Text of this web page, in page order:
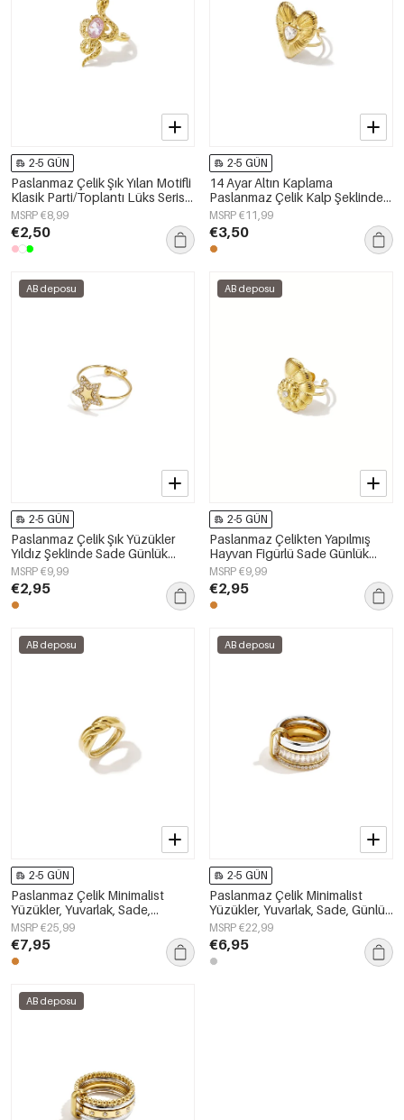
2-5 GÜN
Paslanmaz Çelik Şık Yılan Motifli
Klasik Parti/Toplantı Lüks Serisi
Kadın Takıları
MSRP €8,99
€2,50
2-5 GÜN
14 Ayar Altın Kaplama
Paslanmaz Çelik Kalp Şeklinde
Şık Yüzükler, Sade Günlük
Kullanım İçin, Kadın Takıları
MSRP €11,99
€3,50
AB deposu
2-5 GÜN
Paslanmaz Çelik Şık Yüzükler
Yıldız Şeklinde Sade Günlük
Kullanım İçin Basit Seri Kadın
Takıları
MSRP €9,99
€2,95
AB deposu
2-5 GÜN
Paslanmaz Çelikten Yapılmış
Hayvan Figürlü Sade Günlük
Kullanım İçin Şık Yüzükler Kadın
Takıları
MSRP €9,99
€2,95
AB deposu
2-5 GÜN
Paslanmaz Çelik Minimalist
Yüzükler, Yuvarlak, Sade,
Günlük, Basit Seri, Kadın Takıları
MSRP €25,99
€7,95
AB deposu
2-5 GÜN
Paslanmaz Çelik Minimalist
Yüzükler, Yuvarlak, Sade, Günlük
Kullanım İçin, Basit Seri, Kadın
Takıları
MSRP €22,99
€6,95
AB deposu